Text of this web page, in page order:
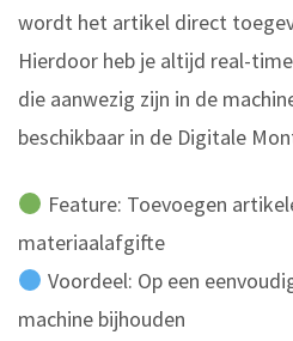
wordt het artikel direct
Hierdoor heb je altijd real-
die aanwezig zijn in de
beschikbaar in de Digitale
Feature: Toevoegen
materiaalafgifte
Voordeel: Op een
machine bijhouden